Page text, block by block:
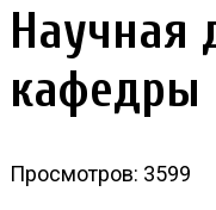
Научная
кафедры
Просмотров: 3599